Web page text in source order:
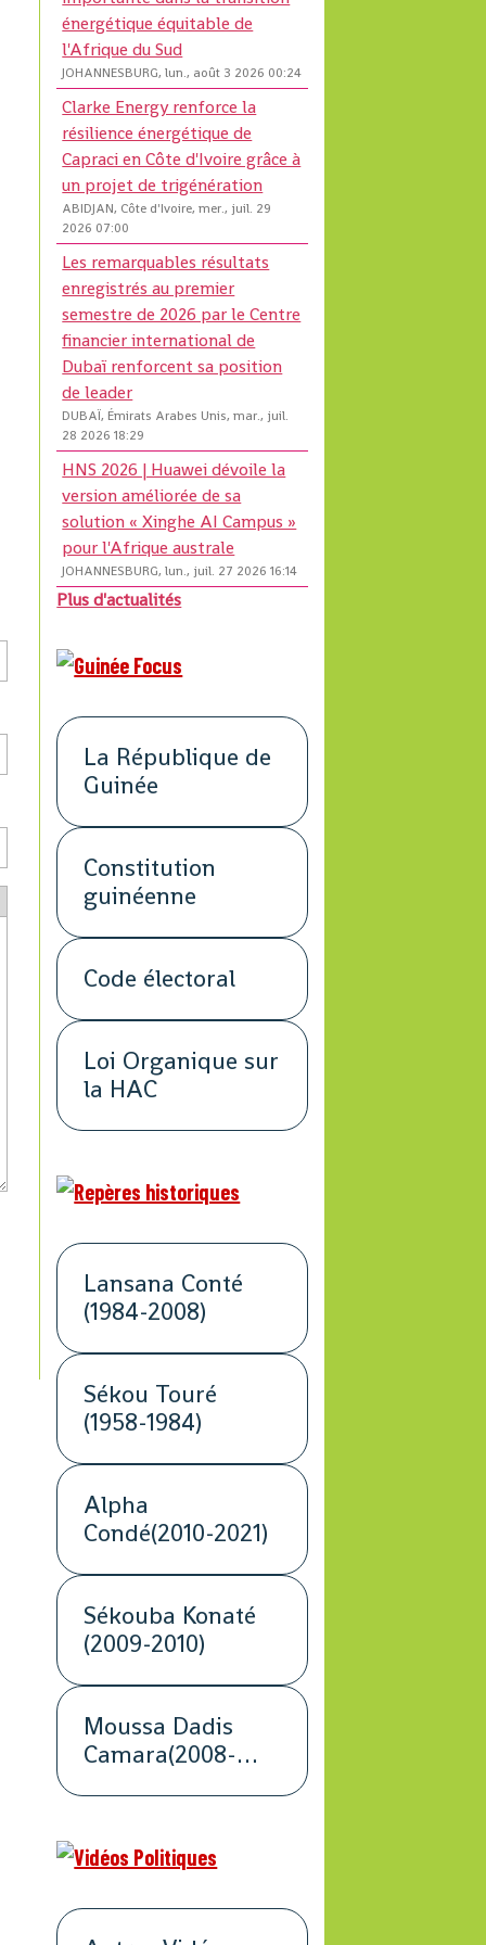
énergétique équitable de
l'Afrique du Sud
JOHANNESBURG, lun., août 3 2026 00:24
Clarke Energy renforce la
résilience énergétique de
Capraci en Côte d'Ivoire grâce à
un projet de trigénération
ABIDJAN, Côte d'Ivoire, mer., juil. 29
2026 07:00
Les remarquables résultats
enregistrés au premier
semestre de 2026 par le Centre
financier international de
Dubaï renforcent sa position
de leader
DUBAÏ, Émirats Arabes Unis, mar., juil.
28 2026 18:29
HNS 2026 | Huawei dévoile la
version améliorée de sa
solution « Xinghe AI Campus »
pour l'Afrique australe
JOHANNESBURG, lun., juil. 27 2026 16:14
Plus d'actualités
La République de
Guinée
Constitution
guinéenne
Code électoral
Loi Organique sur
la HAC
Lansana Conté
(1984-2008)
Sékou Touré
(1958-1984)
Alpha
Condé(2010-2021)
Sékouba Konaté
(2009-2010)
Moussa Dadis
Camara(2008-